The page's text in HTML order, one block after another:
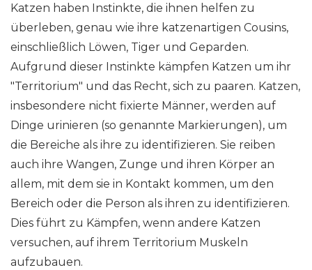
Katzen haben Instinkte, die ihnen helfen zu
überleben, genau wie ihre katzenartigen Cousins,
einschließlich Löwen, Tiger und Geparden.
Aufgrund dieser Instinkte kämpfen Katzen um ihr
"Territorium" und das Recht, sich zu paaren. Katzen,
insbesondere nicht fixierte Männer, werden auf
Dinge urinieren (so genannte Markierungen), um
die Bereiche als ihre zu identifizieren. Sie reiben
auch ihre Wangen, Zunge und ihren Körper an
allem, mit dem sie in Kontakt kommen, um den
Bereich oder die Person als ihren zu identifizieren.
Dies führt zu Kämpfen, wenn andere Katzen
versuchen, auf ihrem Territorium Muskeln
aufzubauen.